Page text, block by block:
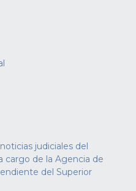
judiciales del
cargo de la Agencia de
del Superior